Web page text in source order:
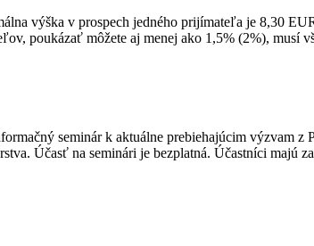
výška v prospech jedného prijímateľa je 8,30
poukázať môžete aj menej ako 1,5% (2%),
seminár k aktuálne prebiehajúcim výzvam z
Účasť na seminári je bezplatná. Účastníci majú